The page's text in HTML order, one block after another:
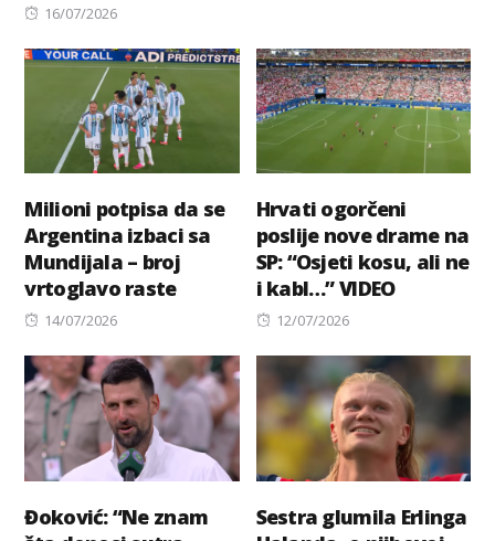
Posted
16/07/2026
Milioni potpisa da se
Argentina izbaci sa
Mundijala – broj
vrtoglavo raste
Posted
14/07/2026
Hrvati ogorčeni
poslije nove drame na
SP: “Osjeti kosu, ali ne
i kabl…” VIDEO
Posted
12/07/2026
Đoković: “Ne znam
Sestra glumila Erlinga